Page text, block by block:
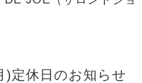
)定休日のお知らせ